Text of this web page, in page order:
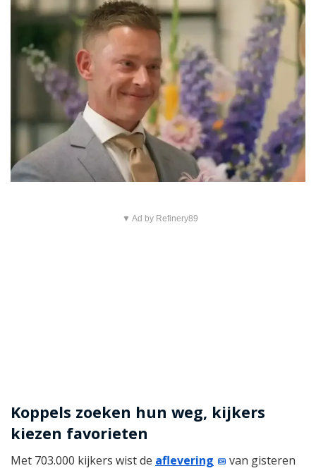
▼ Ad by Refinery89
Koppels zoeken hun weg, kijkers
kiezen favorieten
Met 703.000 kijkers wist de aflevering
van gisteren